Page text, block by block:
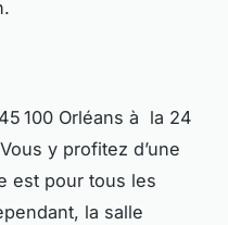
100 Orléans à la 24
y profitez d’une
est pour tous les
la salle